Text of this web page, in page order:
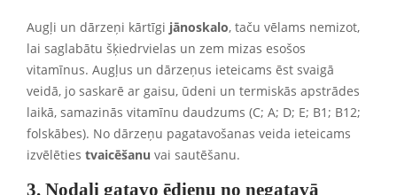
Augļi un dārzeņi kārtīgi jānoskalo, taču vēlams nemizot,
lai saglabātu šķiedrvielas un zem mizas esošos
vitamīnus. Augļus un dārzeņus ieteicams ēst svaigā
veidā, jo saskarē ar gaisu, ūdeni un termiskās apstrādes
laikā, samazinās vitamīnu daudzums (C; A; D; E; B1; B12;
folskābes). No dārzeņu pagatavošanas veida ieteicams
izvēlēties tvaicēšanu vai sautēšanu.
3. Nodali gatavo ēdienu no negatavā